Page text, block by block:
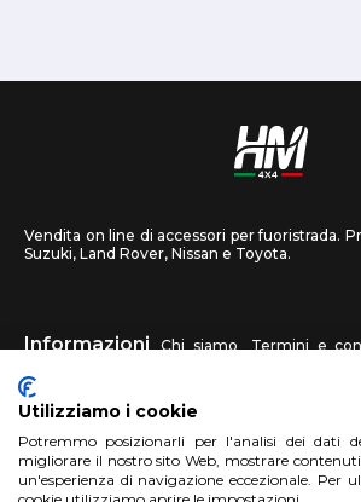
Vendita on line di accessori per fuoristrada.
Suzuki, Land Rover, Nissan e Toyota.
Informazioni Chi siamo Termini e
recessi
HM4X4 FAQ Centri assistenza Invia una
Utilizziamo i cookie
Potremmo posizionarli per l'analisi dei dati
migliorare il nostro sito Web, mostrare
un'esperienza di navigazione eccezionale. Per